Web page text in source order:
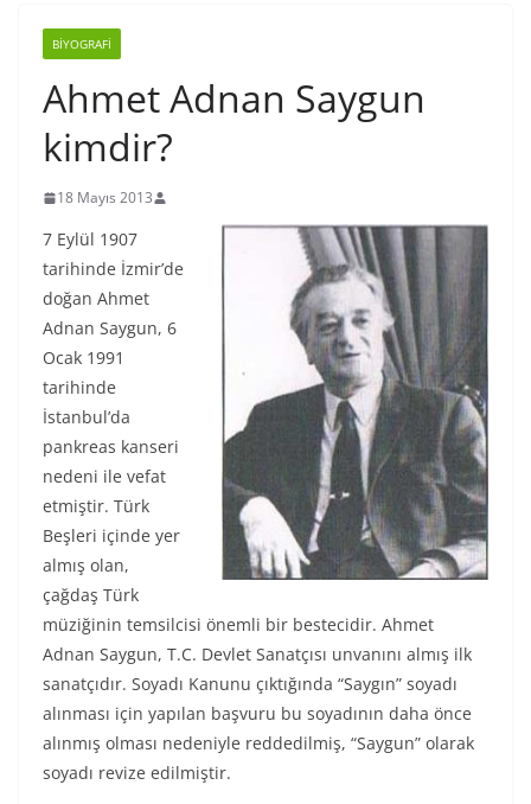
BIYOGRAFI
Ahmet Adnan Saygun
kimdir?
18 Mayıs 2013
7 Eylül 1907
tarihinde İzmir’de
doğan Ahmet
Adnan Saygun, 6
Ocak 1991
tarihinde
İstanbul’da
pankreas kanseri
nedeni ile vefat
etmiştir. Türk
Beşleri içinde yer
almış olan,
çağdaş Türk
müziğinin temsilcisi önemli bir bestecidir. Ahmet
Adnan Saygun, T.C. Devlet Sanatçısı unvanını almış ilk
sanatçıdır. Soyadı Kanunu çıktığında “Saygın” soyadı
alınması için yapılan başvuru bu soyadının daha önce
alınmış olması nedeniyle reddedilmiş, “Saygun” olarak
soyadı revize edilmiştir.